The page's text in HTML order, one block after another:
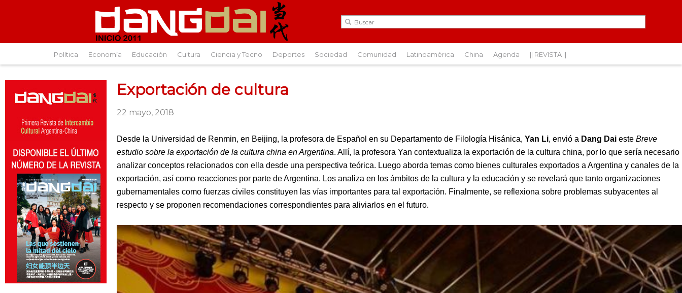
Política Economía Educación Cultura Ciencia y Tecno Deportes Sociedad Comunidad Latinoamérica China Agenda || REVISTA ||
Exportación de cultura
22 mayo, 2018
Desde la Universidad de Renmin, en Beijing, la profesora de Español en su Departamento de Filología Hisánica, Yan Li, envió a Dang Dai este Breve
estudio sobre la exportación de la cultura china en Argentina. Allí, la profesora Yan contextualiza la exportación de la cultura china, por lo que sería necesario
analizar conceptos relacionados con ella desde una perspectiva teórica. Luego aborda temas como bienes culturales exportados a Argentina y canales de la
exportación, así como reacciones por parte de Argentina. Los analiza en los ámbitos de la cultura y la educación y se revelará que tanto organizaciones
gubernamentales como fuerzas civiles constituyen las vías importantes para tal exportación. Finalmente, se reflexiona sobre problemas subyacentes al
respecto y se proponen recomendaciones correspondientes para aliviarlos en el futuro.